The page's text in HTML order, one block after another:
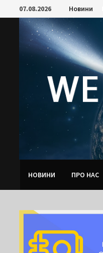
to
07.08.2026 Новини
НОВИНИ ПРО НАС